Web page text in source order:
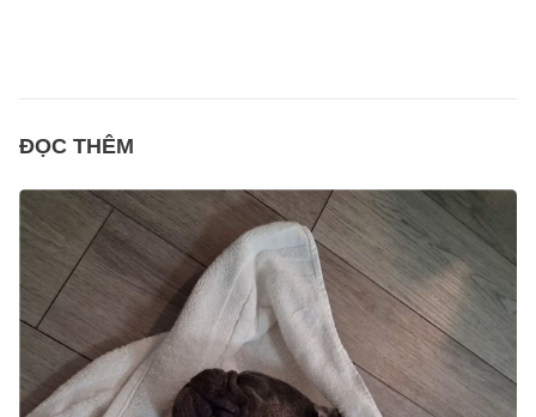
ĐỌC THÊM